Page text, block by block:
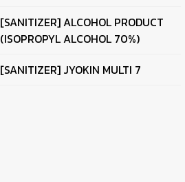
[SANITIZER] ALCOHOL PRODUCT
(ISOPROPYL ALCOHOL 70%)
[SANITIZER] JYOKIN MULTI 7